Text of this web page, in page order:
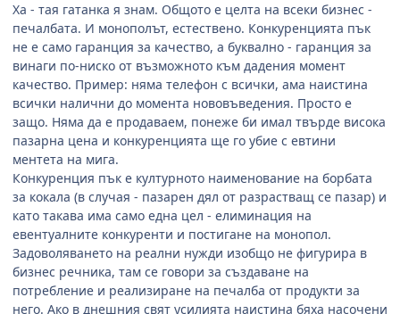
Ха - тая гатанка я знам. Общото е целта на всеки бизнес -
печалбата. И монополът, естествено. Конкуренцията пък
не е само гаранция за качество, а буквално - гаранция за
винаги по-ниско от възможното към дадения момент
качество. Пример: няма телефон с всички, ама наистина
всички налични до момента нововъведения. Просто е
защо. Няма да е продаваем, понеже би имал твърде висока
пазарна цена и конкуренцията ще го убие с евтини
ментета на мига.
Конкуренция пък е културното наименование на борбата
за кокала (в случая - пазарен дял от разрастващ се пазар) и
като такава има само една цел - елиминация на
евентуалните конкуренти и постигане на монопол.
Задоволяването на реални нужди изобщо не фигурира в
бизнес речника, там се говори за създаване на
потребление и реализиране на печалба от продукти за
него. Ако в днешния свят усилията наистина бяха насочени